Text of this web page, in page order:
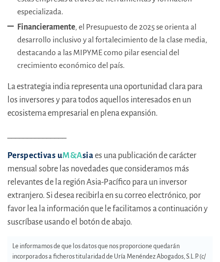
especializada.
Financieramente, el Presupuesto de 2025 se orienta al
desarrollo inclusivo y al fortalecimiento de la clase media,
destacando a las MIPYME como pilar esencial del
crecimiento económico del país.
La estrategia india representa una oportunidad clara para
los inversores y para todos aquellos interesados en un
ecosistema empresarial en plena expansión.
Perspectivas uM&Asiaes una publicación de carácter
mensual sobre las novedades que consideramos más
relevantes de la región Asia-Pacífico para un inversor
extranjero. Si desea recibirla en su correo electrónico, por
favor lea la información que le facilitamos a continuación y
suscríbase usando el botón de abajo.
Le informamos de que los datos que nos proporcione quedarán
incorporados a ficheros titularidad de Uría Menéndez Abogados, S.L.P. (c/